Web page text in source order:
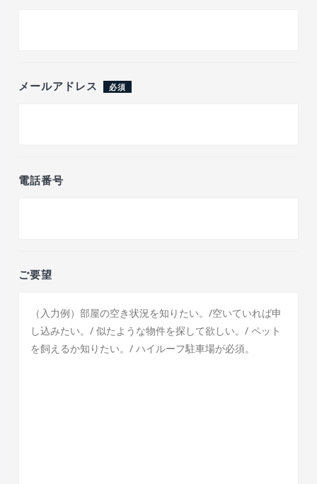
メールアドレス 必須
電話番号
ご要望